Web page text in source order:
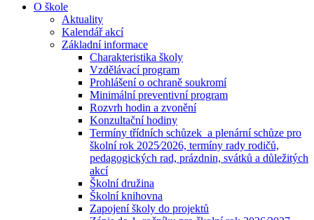
O škole
Aktuality
Kalendář akcí
Základní informace
Charakteristika školy
Vzdělávací program
Prohlášení o ochraně soukromí
Minimální preventivní program
Rozvrh hodin a zvonění
Konzultační hodiny
Termíny třídních schůzek a plenární schůze pro
školní rok 2025⁄2026, termíny rady rodičů,
pedagogických rad, prázdnin, svátků a důležitých
akcí
Školní družina
Školní knihovna
Zapojení školy do projektů